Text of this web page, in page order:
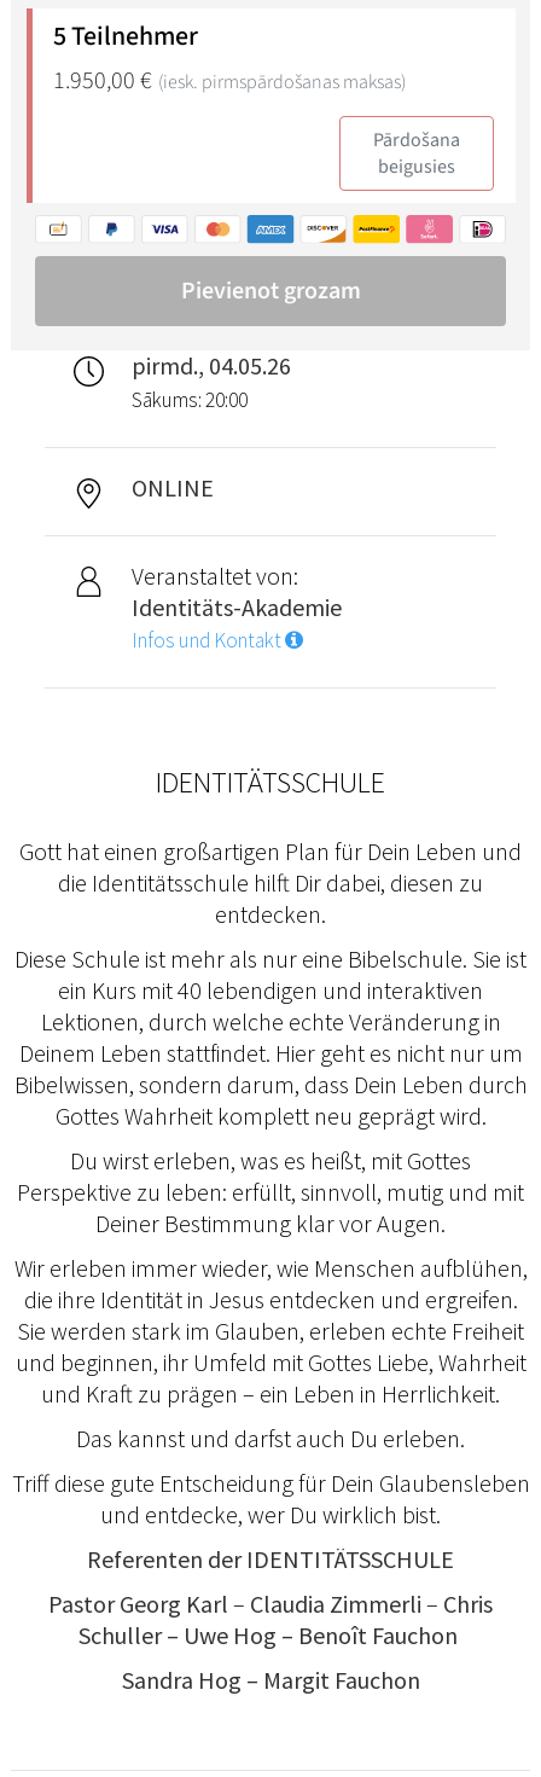
pirmd., 04.05.26
Sākums: 20:00
ONLINE
Veranstaltet von:
Identitäts-Akademie
Infos und Kontakt
IDENTITÄTSSCHULE
Gott hat einen großartigen Plan für Dein Leben und
die Identitätsschule hilft Dir dabei, diesen zu
entdecken.
Diese Schule ist mehr als nur eine Bibelschule. Sie ist
ein Kurs mit 40 lebendigen und interaktiven
Lektionen, durch welche echte Veränderung in
Deinem Leben stattfindet. Hier geht es nicht nur um
Bibelwissen, sondern darum, dass Dein Leben durch
Gottes Wahrheit komplett neu geprägt wird.
Du wirst erleben, was es heißt, mit Gottes
Perspektive zu leben: erfüllt, sinnvoll, mutig und mit
Deiner Bestimmung klar vor Augen.
Wir erleben immer wieder, wie Menschen aufblühen,
die ihre Identität in Jesus entdecken und ergreifen.
Sie werden stark im Glauben, erleben echte Freiheit
und beginnen, ihr Umfeld mit Gottes Liebe, Wahrheit
und Kraft zu prägen – ein Leben in Herrlichkeit.
Das kannst und darfst auch Du erleben.
Triff diese gute Entscheidung für Dein Glaubensleben
und entdecke, wer Du wirklich bist.
Referenten der IDENTITÄTSSCHULE
Pastor Georg Karl – Claudia Zimmerli – Chris
Schuller – Uwe Hog – Benoît Fauchon
Sandra Hog – Margit Fauchon